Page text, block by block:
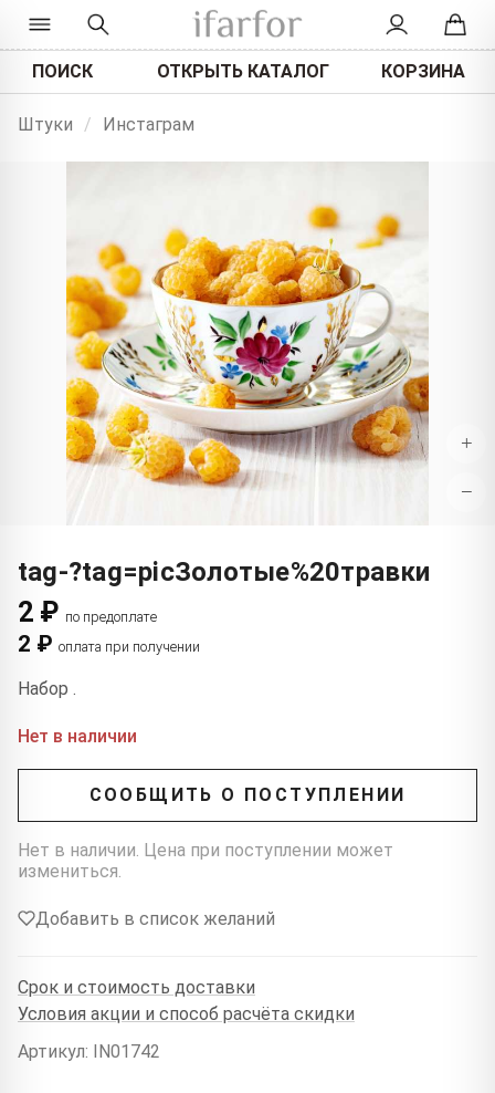
ПОИСК ОТКРЫТЬ КАТАЛОГ КОРЗИНА
Штуки / Инстаграм
+
−
tag-?tag=picЗолотые%20травки
2 ₽ по предоплате
2 ₽ оплата при получении
Набор .
Нет в наличии
СООБЩИТЬ О ПОСТУПЛЕНИИ
Нет в наличии. Цена при поступлении может
измениться.
Добавить в список желаний
Срок и стоимость доставки
Условия акции и способ расчёта скидки
Артикул: IN01742